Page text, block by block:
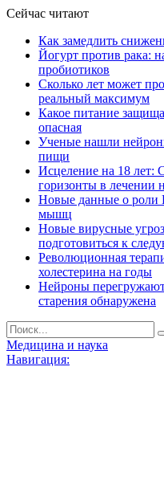
Сейчас читают
Как замедлить
Йогурт против рака:
пробиотиков
Сколько лет может
реальный максимум
Какое питание
опасная
Ученые нашли
пищи
Исцеление на 18 лет:
горизонты в лечении
Новые данные о роли
мышц
Новые вирусные
подготовиться к
Революционная
холестерина на годы
Нейроны
старения обнаружена
Медицина и наука
Навигация: